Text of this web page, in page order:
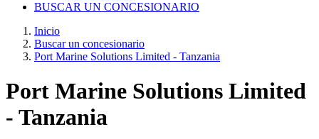
BUSCAR UN CONCESIONARIO
Inicio
Buscar un concesionario
Port Marine Solutions Limited - Tanzania
Port Marine Solutions Limited
- Tanzania